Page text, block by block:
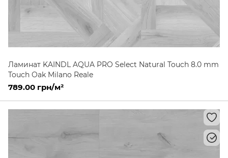
Ламинат KAINDL AQUA PRO Select Natural Touch 8.0 mm
Touch Oak Milano Reale
789.00 грн/м²